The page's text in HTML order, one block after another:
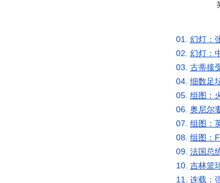
01. 幻灯：
02. 幻灯：
03. 古蒂接
04. 细数足
05. 组图：
06. 奥尼尔
07. 组图：
08. 组图：
09. 法国总
10. 吉林篮
11. 连载：